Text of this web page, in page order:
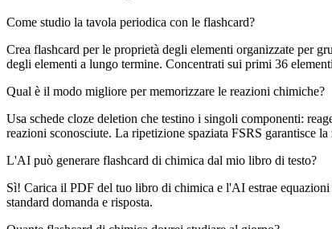
Come studio la tavola periodica con le flashcard?
Crea flashcard per le proprietà degli elementi organizzate per
degli elementi a lungo termine. Concentrati sui primi 36
Qual è il modo migliore per memorizzare le reazioni chimiche?
Usa schede cloze deletion che testino i singoli componenti:
reazioni sconosciute. La ripetizione spaziata FSRS garantisce
L'AI può generare flashcard di chimica dal mio libro di testo?
Sì! Carica il PDF del tuo libro di chimica e l'AI estrae
standard domanda e risposta.